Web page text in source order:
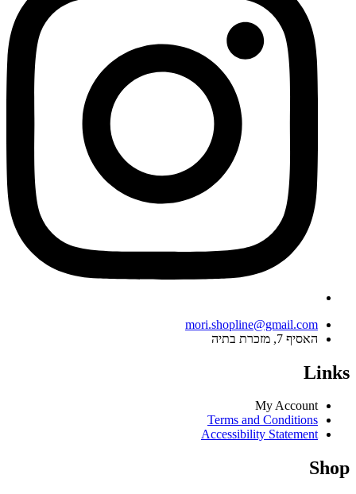
mori.shopline@gmail.com
האסיף 7, מזכרת בתיה
Links
My Account
Terms and Conditions
Accessibility Statement
Shop